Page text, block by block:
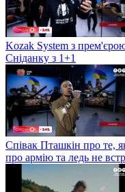
Kozak System з
Сніданку з 1+1
Співак Пташкін про те,
про армію та ледь не